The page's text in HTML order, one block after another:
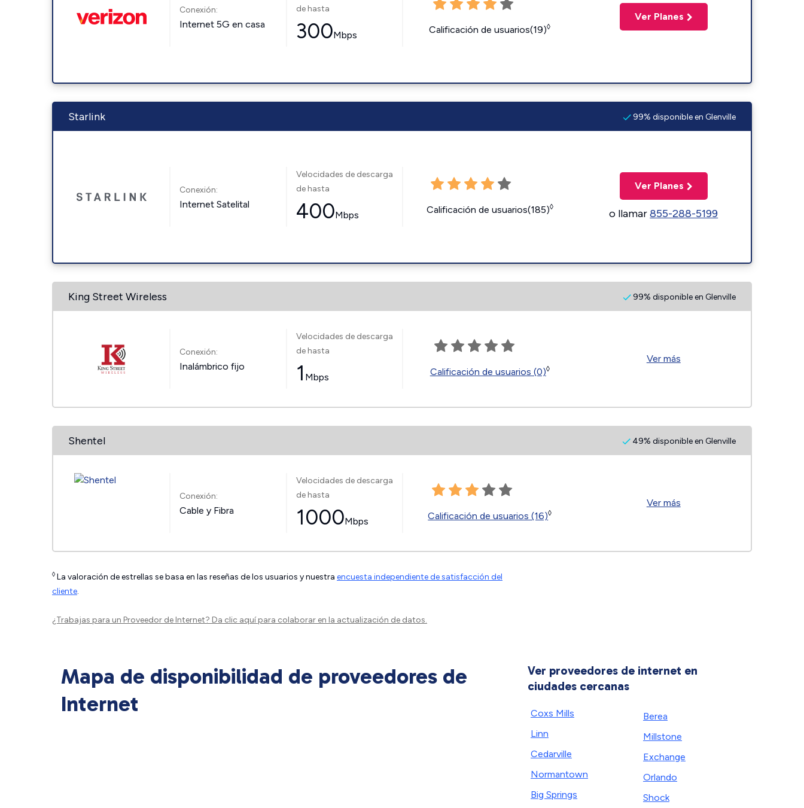
Conexión:
Internet 5G en casa
de hasta
300Mbps Calificación de usuarios(19)◊
Ver Planes
Starlink 99% disponible en Glenville
Conexión:
Internet Satelital
Velocidades de descarga
de hasta
400Mbps Calificación de usuarios(185)◊
Ver Planes
o llamar855-288-5199
King Street Wireless 99% disponible en Glenville
Conexión:
Inalámbrico fijo
Velocidades de descarga
de hasta
1 Mbps Calificación de usuarios (0)◊
Ver más
Shentel 49% disponible en Glenville
Conexión:
Cable y Fibra
Velocidades de descarga
de hasta
1000Mbps Calificación de usuarios (16)◊
Ver más
◊ La valoración de estrellas se basa en las reseñas de los usuarios y nuestra encuesta independiente de satisfacción del
cliente.
¿Trabajas para un Proveedor de Internet? Da clic aquípara colaborar en la actualización de datos.
Mapa de disponibilidad de proveedores de
Internet
Ver proveedores de internet en
ciudades cercanas
Coxs Mills
Linn
Cedarville
Normantown
Big Springs
Berea
Millstone
Exchange
Orlando
Shock